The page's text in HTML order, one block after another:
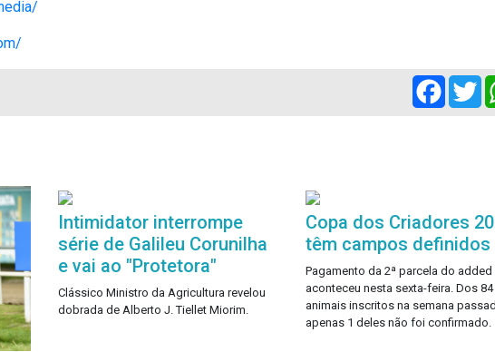
Intimidator interrompe
série de Galileu Corunilha
e vai ao "Protetora"
Clássico Ministro da Agricultura revelou
dobrada de Alberto J. Tiellet Miorim.
Copa dos Criadores
têm campos definidos
Pagamento da 2ª parcela do added
aconteceu nesta sexta-feira. Dos 84
animais inscritos na semana
apenas 1 deles não foi confirmado.